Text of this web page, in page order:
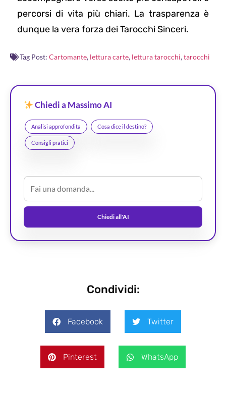
percorsi di vita più chiari. La trasparenza è
dunque la vera forza dei Tarocchi Sinceri.
Tag Post: Cartomante, lettura carte, lettura tarocchi,tarocchi
Chiedi a Massimo AI
Analisi approfondita Cosa dice il destino?
Consigli pratici
Chiedi all'AI
Condividi:
Facebook Twitter
Pinterest WhatsApp